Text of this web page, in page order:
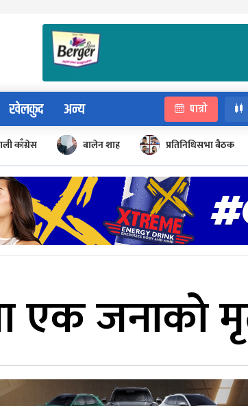
खेलकुद अन्य पात्रो
काँग्रेस बालेन शाह प्रतिनिधिसभा बैठक
एक जनाको